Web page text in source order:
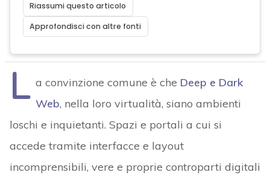
Riassumi questo articolo
Approfondisci con altre fonti
L a convinzione comune è che Deep e Dark
Web, nella loro virtualità, siano ambienti
loschi e inquietanti. Spazi e portali a cui si
accede tramite interfacce e layout
incomprensibili, vere e proprie controparti digitali